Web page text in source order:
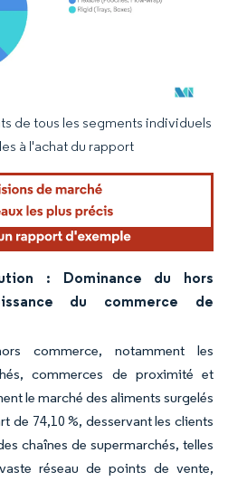
nécessite une attribution sous CC BY
de tous les segments individuels
à l'achat du rapport
: Dominance du hors
du commerce de
commerce, notamment les
commerces de proximité et
le marché des aliments surgelés
de 74,10 %, desservant les clients
chaînes de supermarchés, telles
réseau de points de vente,